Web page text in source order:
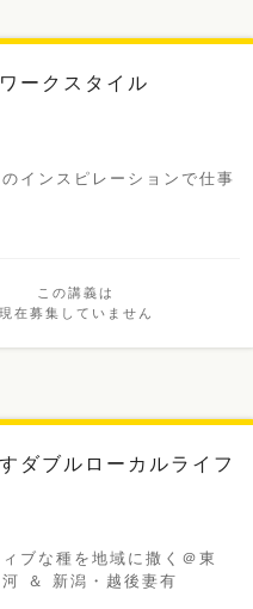
ークスタイル
インスピレーションで仕事
この講義は
現在募集していません
ダブルローカルライフ
ブな種を地域に撒く＠東
＆ 新潟・越後妻有